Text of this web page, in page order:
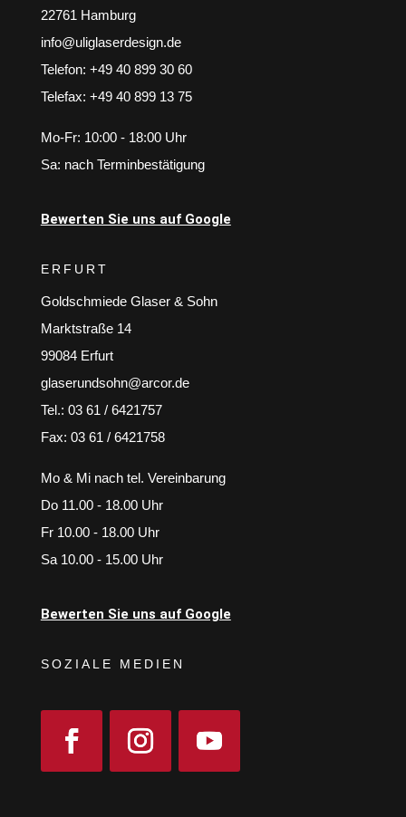
22761 Hamburg
info@uliglaserdesign.de
Telefon: +49 40 899 30 60
Telefax: +49 40 899 13 75
Mo-Fr: 10:00 - 18:00 Uhr
Sa: nach Terminbestätigung
Bewerten Sie uns auf Google
ERFURT
Goldschmiede Glaser & Sohn
Marktstraße 14
99084 Erfurt
glaserundsohn@arcor.de
Tel.: 03 61 / 6421757
Fax: 03 61 / 6421758
Mo & Mi nach tel. Vereinbarung
Do 11.00 - 18.00 Uhr
Fr 10.00 - 18.00 Uhr
Sa 10.00 - 15.00 Uhr
Bewerten Sie uns auf Google
SOZIALE MEDIEN